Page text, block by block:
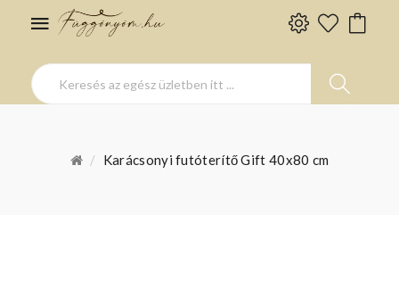
Karácsonyi futóterítő Gift 40x80 cm